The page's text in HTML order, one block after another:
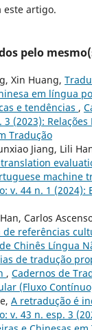
artigo.
pelo
Xin Huang,
em língua
e tendências ,
3 (2023):
Tradução
Jiang, Lili
translation
machine
v. 44 n. 1 (2024):
Carlos
de referências
Chinês Língua
de tradução
, Cadernos de
(Fluxo
A retradução é
v. 43 n. esp. 3